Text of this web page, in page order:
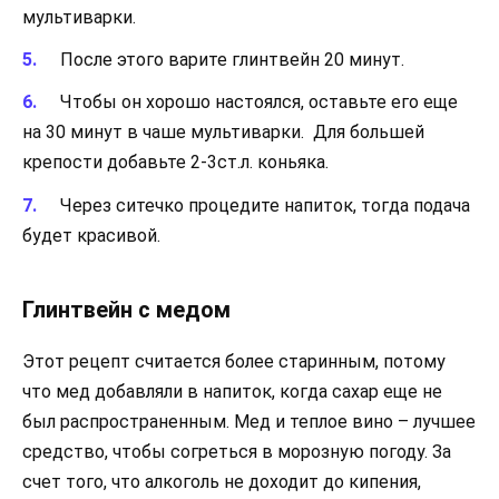
мультиварки.
После этого варите глинтвейн 20 минут.
Чтобы он хорошо настоялся, оставьте его еще
на 30 минут в чаше мультиварки. Для большей
крепости добавьте 2-3ст.л. коньяка.
Через ситечко процедите напиток, тогда подача
будет красивой.
Глинтвейн с медом
Этот рецепт считается более старинным, потому
что мед добавляли в напиток, когда сахар еще не
был распространенным. Мед и теплое вино – лучшее
средство, чтобы согреться в морозную погоду. За
счет того, что алкоголь не доходит до кипения,